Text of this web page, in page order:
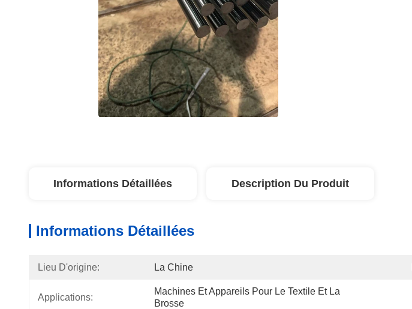
Informations Détaillées Description Du Produit
Informations Détaillées
Lieu D'origine: La Chine
Applications:
Machines Et Appareils Pour Le Textile Et La
Brosse